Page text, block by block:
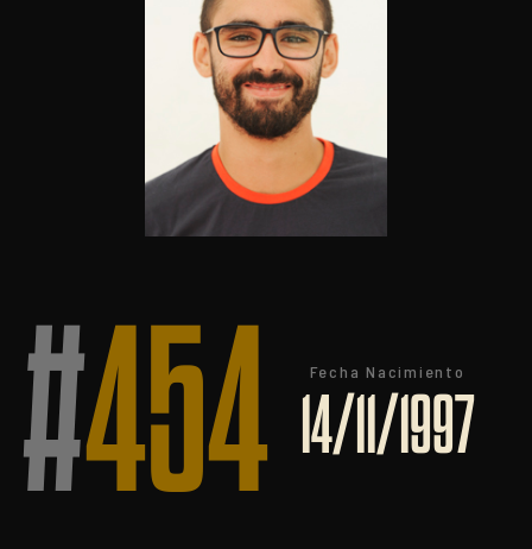
#454 Fecha Nacimiento
14/11/1997